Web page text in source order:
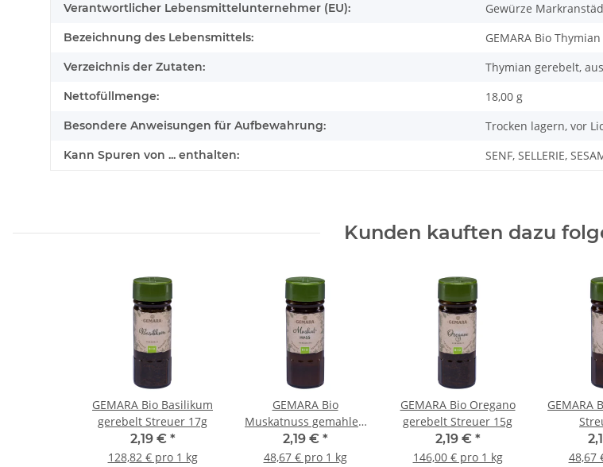
Verantwortlicher Lebensmittelunternehmer (EU): Gewürze
Bezeichnung des Lebensmittels: GEMARA Bio
Verzeichnis der Zutaten: Thymian gerebelt,
Nettofüllmenge: 18,00 g
Besondere Anweisungen für Aufbewahrung: Trocken lagern, vor
Kann Spuren von ... enthalten: SENF, SELLERIE,
Kunden kauften dazu
GEMARA Bio Basilikum
gerebelt Streuer 17g
2,19 € *
128,82 € pro 1 kg
GEMARA Bio
Muskatnuss gemahlen
Streuer 45g
2,19 € *
48,67 € pro 1 kg
GEMARA Bio Oregano
gerebelt Streuer 15g
2,19 € *
146,00 € pro 1 kg
GEMARA
48,67